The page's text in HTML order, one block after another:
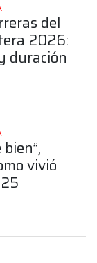
del
2026:
duración
vivió